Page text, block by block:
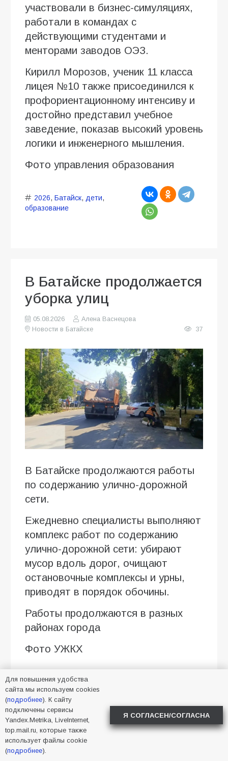
участвовали в бизнес-симуляциях,
работали в командах с
действующими студентами и
менторами заводов ОЭЗ.
Кирилл Морозов, ученик 11 класса
лицея №10 также присоединился к
профориентационному интенсиву и
достойно представил учебное
заведение, показав высокий уровень
логики и инженерного мышления.
Фото управления образования
2026, Батайск, дети,
образование
В Батайске продолжается
уборка улиц
05.08.2026
Алена Васнецова
Новости в Батайске
37
В Батайске продолжаются работы
по содержанию улично-дорожной
сети.
Ежедневно специалисты выполняют
комплекс работ по содержанию
улично-дорожной сети: убирают
мусор вдоль дорог, очищают
остановочные комплексы и урны,
приводят в порядок обочины.
Работы продолжаются в разных
районах города
Фото УЖКХ
2026,Батайск,уборка
улицы
Для повышения удобства
сайта мы используем cookies
(подробнее). К сайту
подключены сервисы
Yandex.Metrika, LiveInternet,
top.mail.ru, которые также
использует файлы cookie
(подробнее).
Я СОГЛАСЕН/СОГЛАСНА